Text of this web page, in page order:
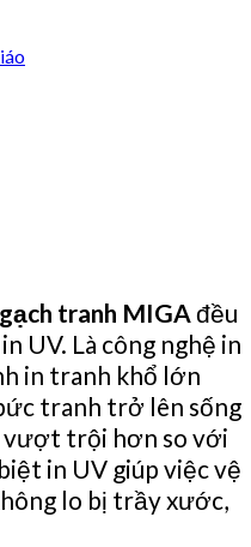
gạch tranh MIGA đều
UV. Là công nghệ in
in tranh khổ lớn
tranh trở lên sống
vượt trội hơn so với
in UV giúp việc vệ
lo bị trầy xước,